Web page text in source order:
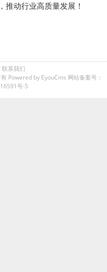
推动行业高质量发展！
联系我们
Powered by EyouCms 网站备案号：
号-5